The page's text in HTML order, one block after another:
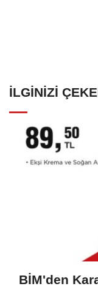
İLGINIZI
BİM'den